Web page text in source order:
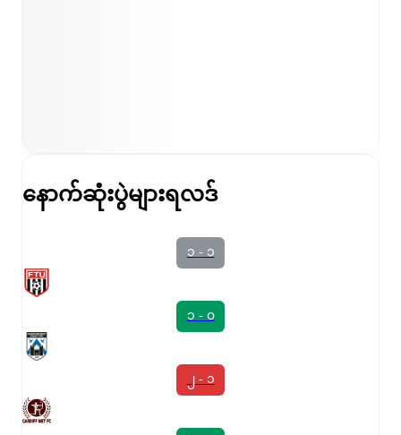
နောက်ဆုံးပွဲများရလဒ်
၁ - ၁
၁ - ၀
၂ - ၁